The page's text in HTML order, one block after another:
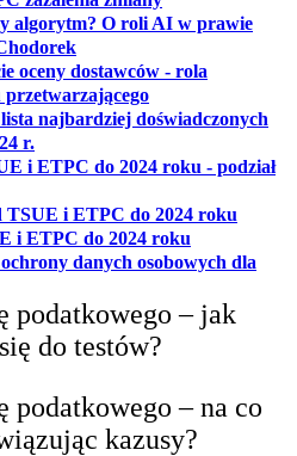
algorytm? O roli AI w prawie
otwiera się w nowej karcie
oceny dostawców - rola
otwiera się w
najbardziej doświadczonych
r.
i ETPC do 2024 roku - podział
się w nowej karcie
i ETPC do 2024 roku
i ETPC do 2024 roku
danych osobowych dla
karcie
podatkowego – jak
do testów?
podatkowego – na co
kazusy?